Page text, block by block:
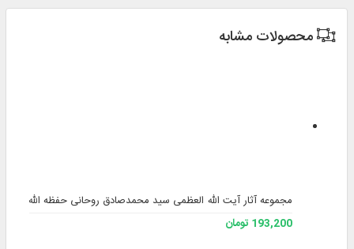
محصولات مشابه
مجموعه آثار آیت الله العظمی سید محمدصادق روحانی حفظه الله نسخه
193,200 تومان